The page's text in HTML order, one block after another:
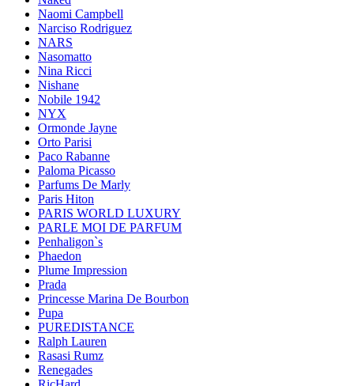
Naomi Campbell
Narciso Rodriguez
NARS
Nasomatto
Nina Ricci
Nishane
Nobile 1942
NYX
Ormonde Jayne
Orto Parisi
Paco Rabanne
Paloma Picasso
Parfums De Marly
Paris Hiton
PARIS WORLD LUXURY
PARLE MOI DE PARFUM
Penhaligon`s
Phaedon
Plume Impression
Prada
Princesse Marina De Bourbon
Pupa
PUREDISTANCE
Ralph Lauren
Rasasi Rumz
Renegades